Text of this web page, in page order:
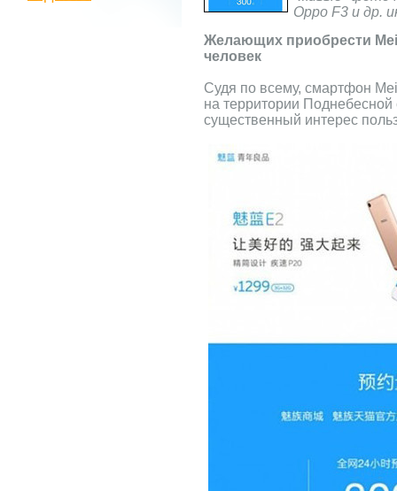
Oppo F3 и др.
Желающих приобрести
человек
Судя по всему, смартфон
на территории
существенный интерес